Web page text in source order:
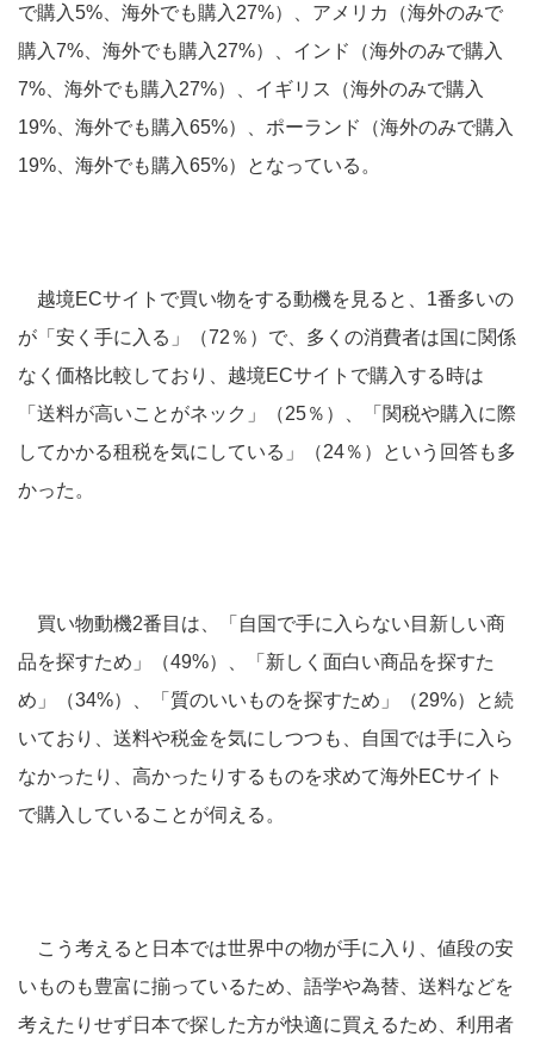
で購入5%、海外でも購入27%）、アメリカ（海外のみで
購入7%、海外でも購入27%）、インド（海外のみで購入
7%、海外でも購入27%）、イギリス（海外のみで購入
19%、海外でも購入65%）、ポーランド（海外のみで購入
19%、海外でも購入65%）となっている。
越境ECサイトで買い物をする動機を見ると、1番多いの
が「安く手に入る」（72％）で、多くの消費者は国に関係
なく価格比較しており、越境ECサイトで購入する時は
「送料が高いことがネック」（25％）、「関税や購入に際
してかかる租税を気にしている」（24％）という回答も多
かった。
買い物動機2番目は、「自国で手に入らない目新しい商
品を探すため」（49%）、「新しく面白い商品を探すた
め」（34%）、「質のいいものを探すため」（29%）と続
いており、送料や税金を気にしつつも、自国では手に入ら
なかったり、高かったりするものを求めて海外ECサイト
で購入していることが伺える。
こう考えると日本では世界中の物が手に入り、値段の安
いものも豊富に揃っているため、語学や為替、送料などを
考えたりせず日本で探した方が快適に買えるため、利用者